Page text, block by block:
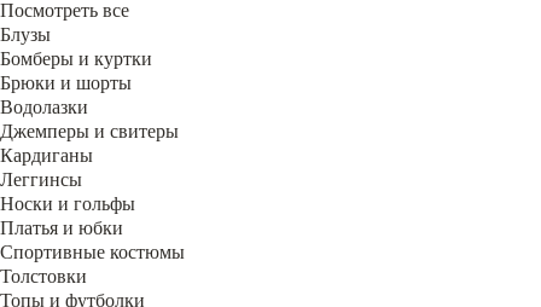
Посмотреть все
Блузы
Бомберы и куртки
Брюки и шорты
Водолазки
Джемперы и свитеры
Кардиганы
Леггинсы
Носки и гольфы
Платья и юбки
Спортивные костюмы
Толстовки
Топы и футболки